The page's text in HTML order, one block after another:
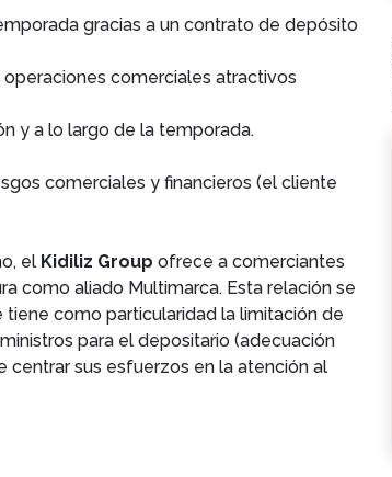
gracias a un contrato de depósito
comerciales atractivos
y a lo largo de la temporada.
comerciales y financieros (el cliente
el Kidiliz Group ofrece a comerciantes
como aliado Multimarca. Esta relación se
como particularidad la limitación de
para el depositario (adecuación
sus esfuerzos en la atención al